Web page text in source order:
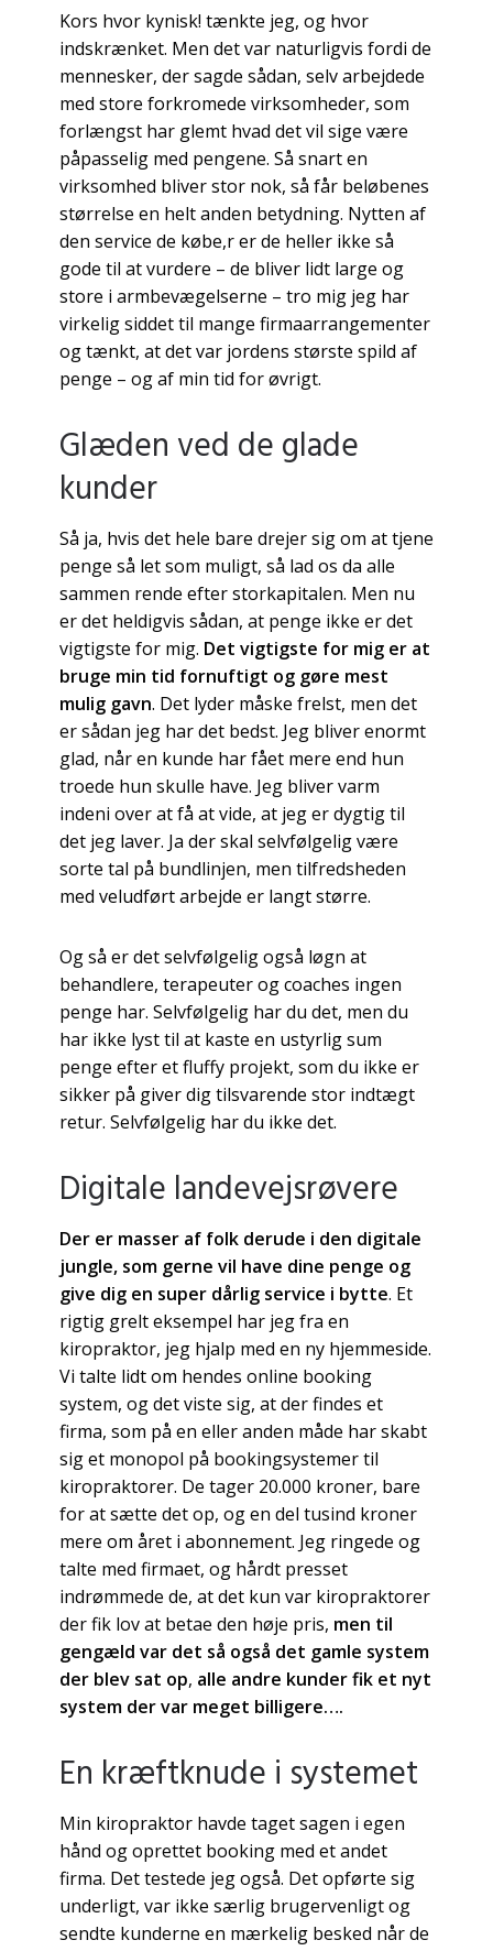
Kors hvor kynisk! tænkte jeg, og hvor
indskrænket. Men det var naturligvis fordi de
mennesker, der sagde sådan, selv arbejdede
med store forkromede virksomheder, som
forlængst har glemt hvad det vil sige være
påpasselig med pengene. Så snart en
virksomhed bliver stor nok, så får beløbenes
størrelse en helt anden betydning. Nytten af
den service de købe,r er de heller ikke så
gode til at vurdere – de bliver lidt large og
store i armbevægelserne – tro mig jeg har
virkelig siddet til mange firmaarrangementer
og tænkt, at det var jordens største spild af
penge – og af min tid for øvrigt.
Glæden ved de glade
kunder
Så ja, hvis det hele bare drejer sig om at tjene
penge så let som muligt, så lad os da alle
sammen rende efter storkapitalen. Men nu
er det heldigvis sådan, at penge ikke er det
vigtigste for mig. Det vigtigste for mig er at
bruge min tid fornuftigt og gøre mest
mulig gavn. Det lyder måske frelst, men det
er sådan jeg har det bedst. Jeg bliver enormt
glad, når en kunde har fået mere end hun
troede hun skulle have. Jeg bliver varm
indeni over at få at vide, at jeg er dygtig til
det jeg laver. Ja der skal selvfølgelig være
sorte tal på bundlinjen, men tilfredsheden
med veludført arbejde er langt større.
Og så er det selvfølgelig også løgn at
behandlere, terapeuter og coaches ingen
penge har. Selvfølgelig har du det, men du
har ikke lyst til at kaste en ustyrlig sum
penge efter et fluffy projekt, som du ikke er
sikker på giver dig tilsvarende stor indtægt
retur. Selvfølgelig har du ikke det.
Digitale landevejsrøvere
Der er masser af folk derude i den digitale
jungle, som gerne vil have dine penge og
give dig en super dårlig service i bytte. Et
rigtig grelt eksempel har jeg fra en
kiropraktor, jeg hjalp med en ny hjemmeside.
Vi talte lidt om hendes online booking
system, og det viste sig, at der findes et
firma, som på en eller anden måde har skabt
sig et monopol på bookingsystemer til
kiropraktorer. De tager 20.000 kroner, bare
for at sætte det op, og en del tusind kroner
mere om året i abonnement. Jeg ringede og
talte med firmaet, og hårdt presset
indrømmede de, at det kun var kiropraktorer
der fik lov at betae den høje pris, men til
gengæld var det så også det gamle system
der blev sat op, alle andre kunder fik et nyt
system der var meget billigere….
En kræftknude i systemet
Min kiropraktor havde taget sagen i egen
hånd og oprettet booking med et andet
firma. Det testede jeg også. Det opførte sig
underligt, var ikke særlig brugervenligt og
sendte kunderne en mærkelig besked når de